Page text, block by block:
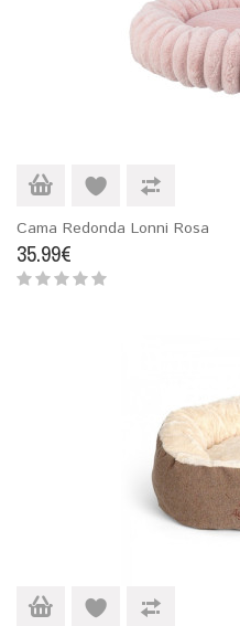
Cama Redonda Lonni Rosa
35.99€